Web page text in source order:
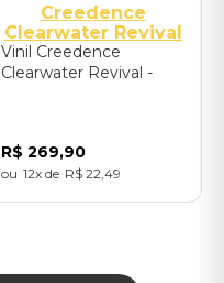
Creedence
Clearwater Revival
Vinil Creedence
Clearwater Revival -
Importado
R$ 269,90
12 R$ 22 49